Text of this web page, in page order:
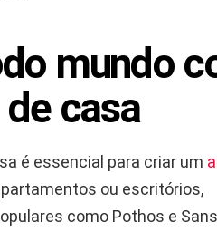
mundo
casa
é essencial para criar um
ou escritórios,
como Pothos e